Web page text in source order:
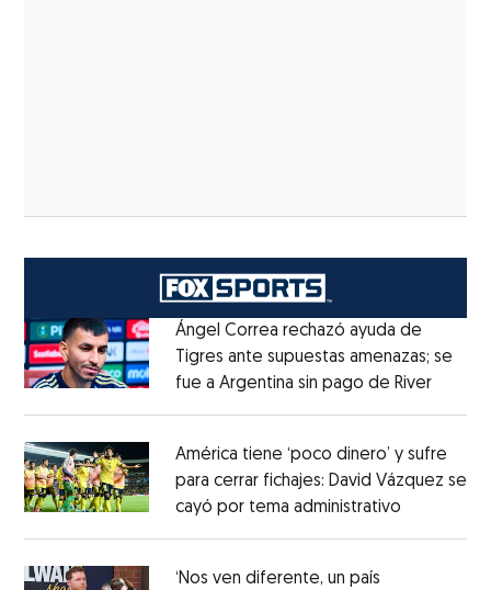
Ángel Correa rechazó ayuda de
Tigres ante supuestas amenazas; se
fue a Argentina sin pago de RiverOpens
América tiene ‘poco dinero’ y sufre
para cerrar fichajes: David Vázquez se
cayó por tema administrativo
‘Nos ven diferente, un país